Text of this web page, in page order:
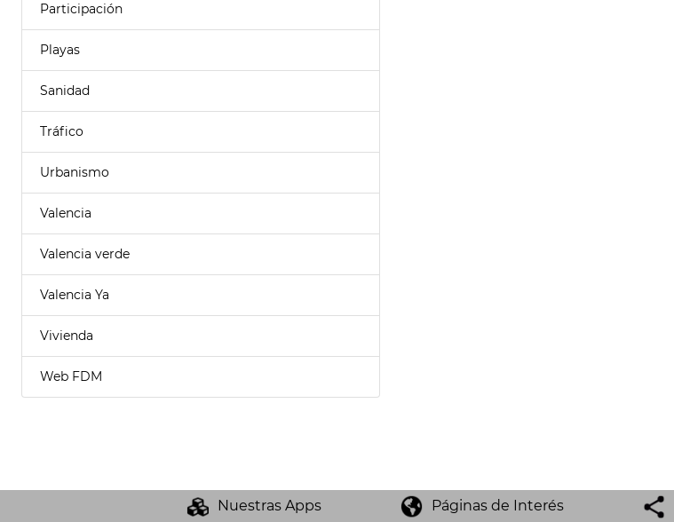
Participación
Playas
Sanidad
Tráfico
Urbanismo
Valencia
Valencia verde
Valencia Ya
Vivienda
Web FDM
Nuestras Apps Páginas de Interés